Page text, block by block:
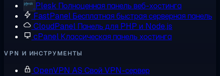
Plesk Полноценная панель веб-хостинга
FastPanelБесплатная быстрая серверная панель
CloudPanel Панель для PHP и Node.js
cPanelКлассическая панель хостинга
VPN И ИНСТРУМЕНТЫ
OpenVPN AS Свой VPN-сервер